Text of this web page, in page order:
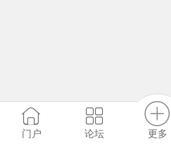
门户 论坛 更多